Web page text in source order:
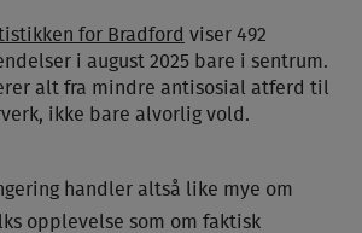
for Bradford viser 492
i august 2025 bare i sentrum.
alt fra mindre antisosial atferd til
ikke bare alvorlig vold.
handler altså like mye om
opplevelse som om faktisk